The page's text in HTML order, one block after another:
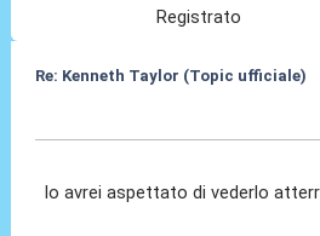
Registrato
Re: Kenneth Taylor (Topic ufficiale)
Io avrei aspettato di vederlo